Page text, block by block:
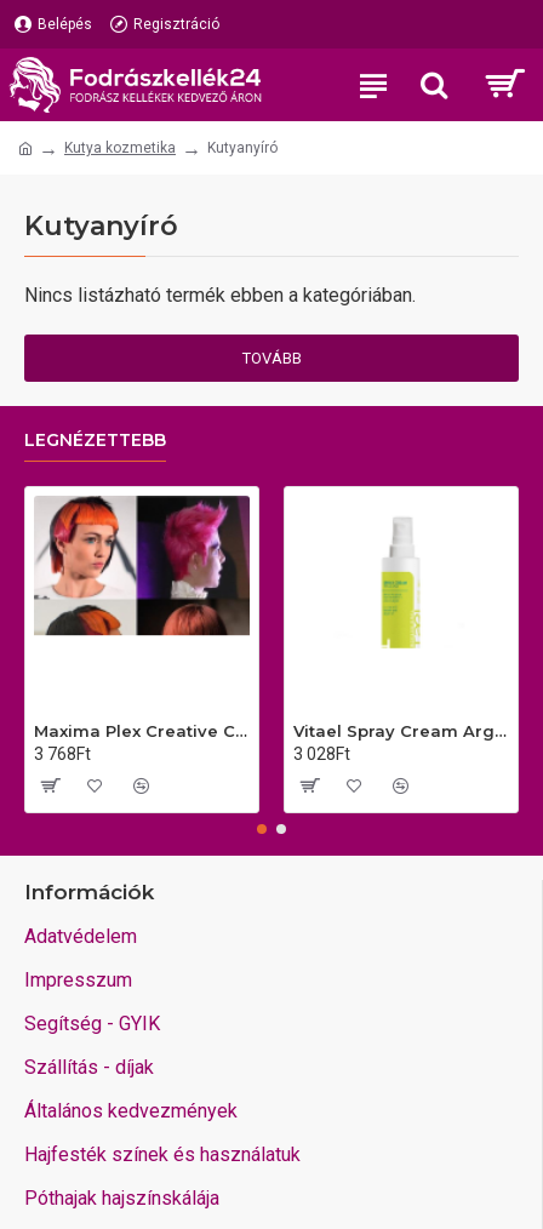
Belépés Regisztráció
Kutya kozmetika Kutyanyíró
Kutyanyíró
Nincs listázható termék ebben a kategóriában.
TOVÁBB
LEGNÉZETTEBB
Maxima Plex Creative Colors extrém színű színes keratinos hajfesték
3 768Ft
Vitael Spray Cream Argan Top10 Komplett hajkezelés minden hajra
3 028Ft
Információk
Adatvédelem
Impresszum
Segítség - GYIK
Szállítás - díjak
Általános kedvezmények
Hajfesték színek és használatuk
Póthajak hajszínskálája